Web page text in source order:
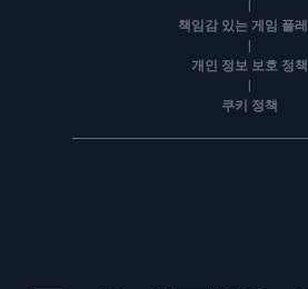
책임감 있는 게임 플레
개인 정보 보호 정책
쿠키 정책